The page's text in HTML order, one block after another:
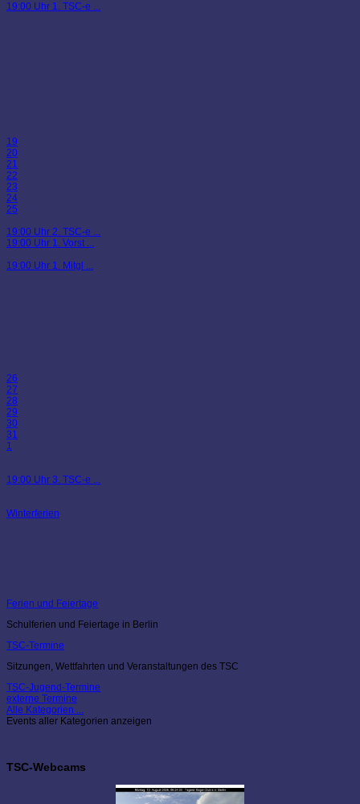
19:00 Uhr 1. TSC-e ...
19
20
21
22
23
24
25
19:00 Uhr 2. TSC-e ...
19:00 Uhr 1. Vorst ...
19:00 Uhr 1. Mitgl ...
26
27
28
29
30
31
1
19:00 Uhr 3. TSC-e ...
Winterferien
Ferien und Feiertage
Schulferien und Feiertage in Berlin
TSC-Termine
Sitzungen, Wettfahrten und Veranstaltungen des TSC
TSC-Jugend-Termine
externe Termine
Alle Kategorien ...
Events aller Kategorien anzeigen
TSC-Webcams